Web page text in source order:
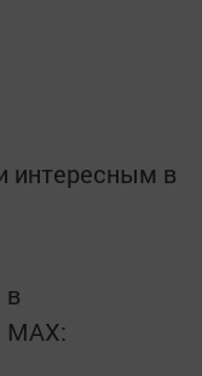
интересным в
в
MАХ: